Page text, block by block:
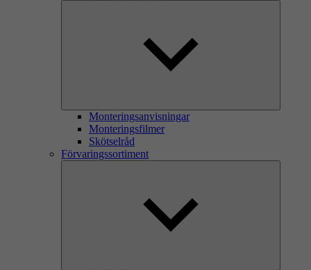
Monteringsanvisningar
Monteringsfilmer
Skötselråd
Förvaringssortiment